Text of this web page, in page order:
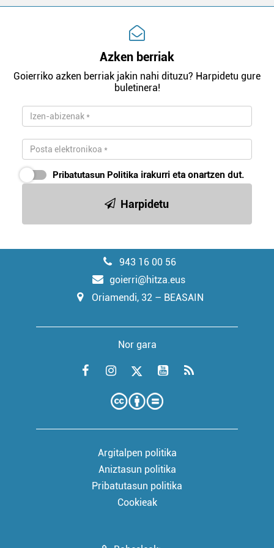
Azken berriak
Goierriko azken berriak jakin nahi dituzu? Harpidetu gure
buletinera!
Pribatutasun Politika irakurri eta onartzen dut.
Harpidetu
943 16 00 56
goierri@hitza.eus
Oriamendi, 32 – BEASAIN
Nor gara
Argitalpen politika
Aniztasun politika
Pribatutasun politika
Cookieak